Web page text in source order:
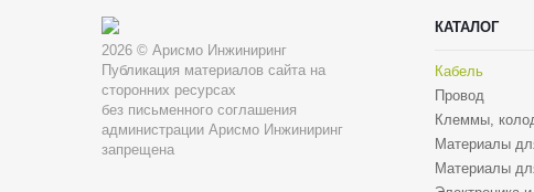
2026 © Арисмо Инжиниринг
Публикация материалов сайта на
сторонних ресурсах
без письменного соглашения
администрации Арисмо Инжиниринг
запрещена
КАТАЛОГ
Кабель
Провод
Клеммы,
Материалы
Материалы